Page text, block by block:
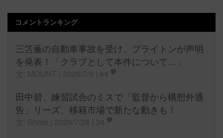
コメントランキング
三笘薫の自動車事故を受け、ブライトンが声明
を発表！「クラブとして本件について…」
田中碧、練習試合のミスで「監督から構想外通
告」リーズ、移籍市場で新たな動きも！